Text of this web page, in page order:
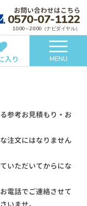
お問い合わせはこちら
0570-07-1122
10:00～20:00（ナビダイヤル）
入り MENU
参考お見積もり・お
注文にはなりません
いただいてからにな
電話でご連絡させて